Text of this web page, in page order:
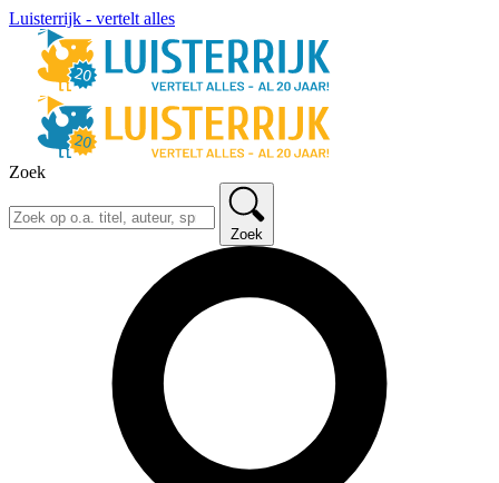
Luisterrijk - vertelt alles
Zoek
Zoek